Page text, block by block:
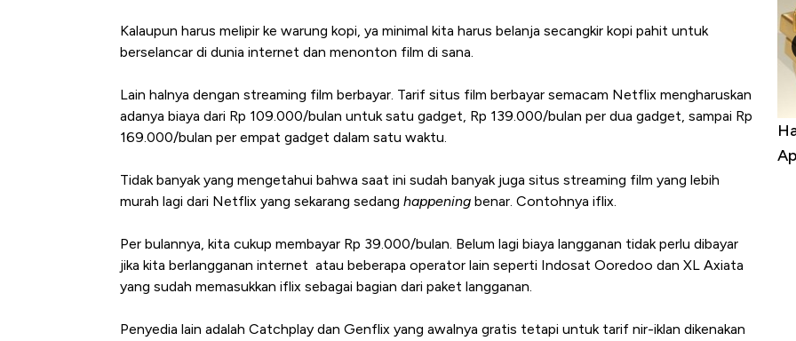
Kalaupun harus melipir ke warung kopi, ya minimal kita harus belanja secangkir kopi pahit untuk
berselancar di dunia internet dan menonton film di sana.
Lain halnya dengan streaming film berbayar. Tarif situs film berbayar semacam Netflix mengharuskan
adanya biaya dari Rp 109.000/bulan untuk satu gadget, Rp 139.000/bulan per dua gadget, sampai Rp
169.000/bulan per empat gadget dalam satu waktu.
Tidak banyak yang mengetahui bahwa saat ini sudah banyak juga situs streaming film yang lebih
murah lagi dari Netflix yang sekarang sedang happening benar. Contohnya iflix.
Per bulannya, kita cukup membayar Rp 39.000/bulan. Belum lagi biaya langganan tidak perlu dibayar
jika kita berlangganan internet atau beberapa operator lain seperti Indosat Ooredoo dan XL Axiata
yang sudah memasukkan iflix sebagai bagian dari paket langganan.
Penyedia lain adalah Catchplay dan Genflix yang awalnya gratis tetapi untuk tarif nir-iklan dikenakan
Ini Kekuatan Uang Embraer Kuasai